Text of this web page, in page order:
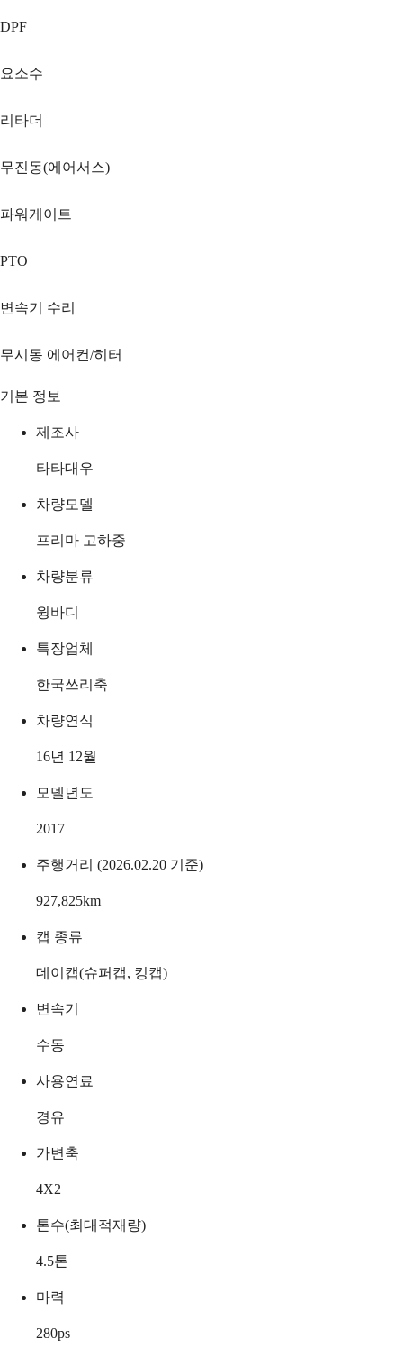
DPF
요소수
리타더
무진동(에어서스)
파워게이트
PTO
변속기 수리
무시동 에어컨/히터
기본 정보
제조사
타타대우
차량모델
프리마 고하중
차량분류
윙바디
특장업체
한국쓰리축
차량연식
16년 12월
모델년도
2017
주행거리 (2026.02.20 기준)
927,825km
캡 종류
데이캡(슈퍼캡, 킹캡)
변속기
수동
사용연료
경유
가변축
4X2
톤수(최대적재량)
4.5톤
마력
280ps